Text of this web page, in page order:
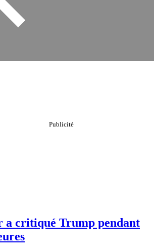
a critiqué Trump pendant